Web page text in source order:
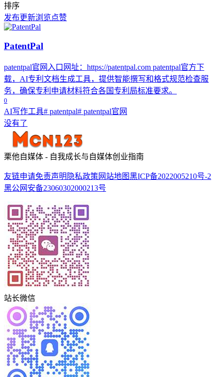
排序
发布更新浏览点赞
PatentPal
patentpal官网入口网址：https://patentpal.com patentpal官方下
载，AI专利文档生成工具，提供智能撰写和格式规范检查服
务，确保专利申请材料符合各国专利局标准要求。
0
AI写作工具# patentpal# patentpal官网
没有了
栗他自媒体 - 自我成长与自媒体创业指南
友链申请免责声明 隐私政策 网站地图黑ICP备2022005210号-2
黑公网安备23060302000213号
站长微信